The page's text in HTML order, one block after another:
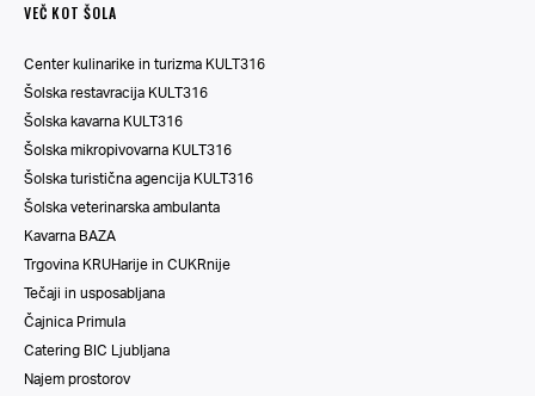
VEČ KOT ŠOLA
Center kulinarike in turizma KULT316
Šolska restavracija KULT316
Šolska kavarna KULT316
Šolska mikropivovarna KULT316
Šolska turistična agencija KULT316
Šolska veterinarska ambulanta
Kavarna BAZA
Trgovina KRUHarije in CUKRnije
Tečaji in usposabljana
Čajnica Primula
Catering BIC Ljubljana
Najem prostorov